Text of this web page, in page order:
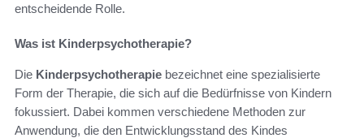
entscheidende Rolle.
Was ist Kinderpsychotherapie?
Die Kinderpsychotherapie bezeichnet eine spezialisierte
Form der Therapie, die sich auf die Bedürfnisse von Kindern
fokussiert. Dabei kommen verschiedene Methoden zur
Anwendung, die den Entwicklungsstand des Kindes